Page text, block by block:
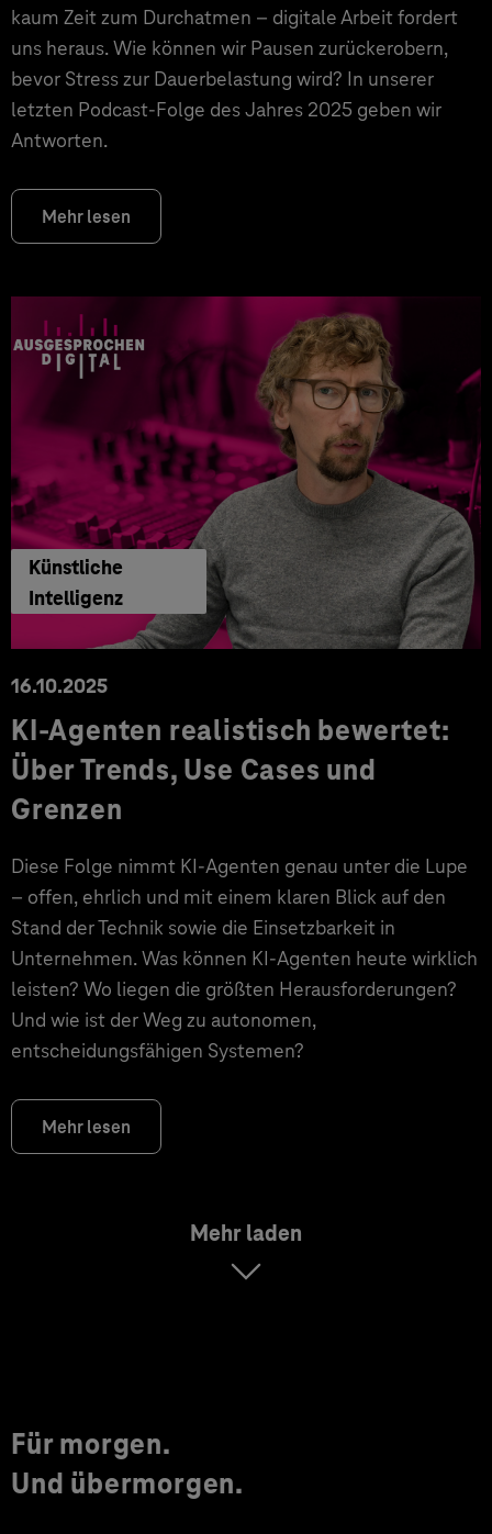
kaum Zeit zum Durchatmen – digitale Arbeit fordert
uns heraus. Wie können wir Pausen zurückerobern,
bevor Stress zur Dauerbelastung wird? In unserer
letzten Podcast-Folge des Jahres 2025 geben wir
Antworten.
Mehr lesen
Künstliche
Intelligenz
16.10.2025
KI-Agenten realistisch bewertet:
Über Trends, Use Cases und
Grenzen
Diese Folge nimmt KI-Agenten genau unter die Lupe
– offen, ehrlich und mit einem klaren Blick auf den
Stand der Technik sowie die Einsetzbarkeit in
Unternehmen. Was können KI-Agenten heute wirklich
leisten? Wo liegen die größten Herausforderungen?
Und wie ist der Weg zu autonomen,
entscheidungsfähigen Systemen?
Mehr lesen
Mehr laden
Für morgen.
Und übermorgen.